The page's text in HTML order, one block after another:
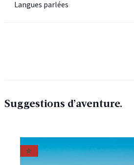
Langues parlées
Suggestions d’aventure.